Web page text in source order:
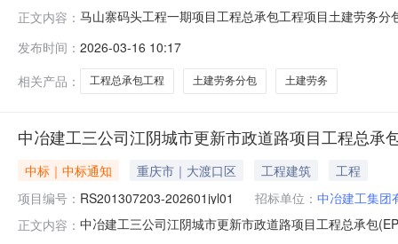
正文内容： 马山寨码头工程一期项目工程总承包工程项目土建劳务
见招标文件清单。3.投标人资格要求3.1本次招标要求投
的，应满足下列要求烟建集团集采平
发布时间： 2026-03-16 10:17
相关产品：
工程总承包工程 土建劳务分包 土建劳务
中冶建工三公司江阴城市更新市政道路项目工程总
中标｜中标通知 重庆市｜大渡口区 工程建筑
工程
项目编号： RS201307203-202601jyl01 招标单位： 中冶建工集团
正文内容： 中冶建工三公司江阴城市更新市政道路项目工程总承包